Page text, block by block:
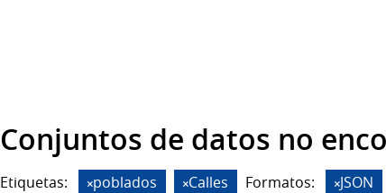
Conjuntos de datos no
Etiquetas: poblados Calles Formatos: JSON